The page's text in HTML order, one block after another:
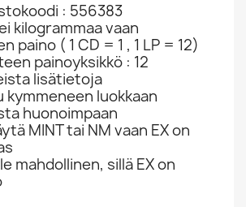
: 556383
kilogrammaa vaan
paino ( 1 CD = 1 , 1 LP = 12)
painoyksikkö : 12
lisätietoja
luokkaan
huonoimpaan
MINT tai NM vaan EX on
mahdollinen, sillä EX on